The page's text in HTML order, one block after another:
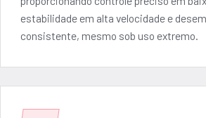
estabilidade em alta velocidade e
consistente, mesmo sob uso extremo.